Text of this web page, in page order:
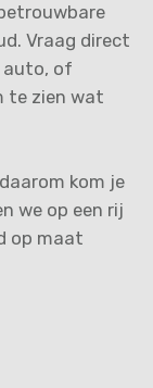
Vraag direct
auto, of
te zien wat
kom je
we op een rij
op maat